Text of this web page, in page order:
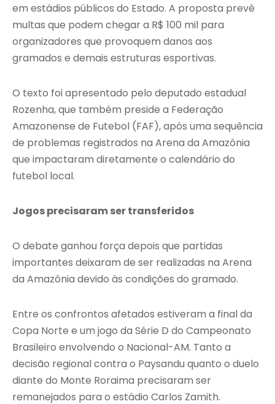
em estádios públicos do Estado. A proposta prevê
multas que podem chegar a R$ 100 mil para
organizadores que provoquem danos aos
gramados e demais estruturas esportivas.
O texto foi apresentado pelo deputado estadual
Rozenha, que também preside a Federação
Amazonense de Futebol (FAF), após uma sequência
de problemas registrados na Arena da Amazônia
que impactaram diretamente o calendário do
futebol local.
Jogos precisaram ser transferidos
O debate ganhou força depois que partidas
importantes deixaram de ser realizadas na Arena
da Amazônia devido às condições do gramado.
Entre os confrontos afetados estiveram a final da
Copa Norte e um jogo da Série D do Campeonato
Brasileiro envolvendo o Nacional-AM. Tanto a
decisão regional contra o Paysandu quanto o duelo
diante do Monte Roraima precisaram ser
remanejados para o estádio Carlos Zamith.